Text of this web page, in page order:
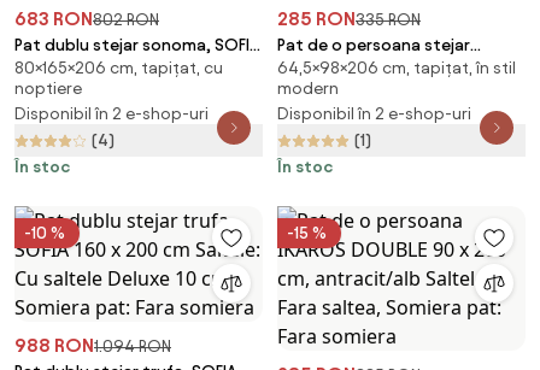
683 RON802 RON
Pat dublu stejar sonoma, SOFIA
160 x 200 cm Saltele: Fara
saltea, Somiera pat: Cu lamele
drepte
80×165×206 cm, tapițat, cu
noptiere
Disponibil în 2 e-shop-uri
(4)
În stoc
285 RON335 RON
Pat de o persoana stejar
alb/trufa, IKAROS 90 x 200 cm
Saltele: Fara saltea, Somiera
pat: Fara somiera
64,5×98×206 cm, tapițat, în stil
modern
Disponibil în 2 e-shop-uri
(1)
În stoc
-10 %
988 RON1.094 RON
-15 %